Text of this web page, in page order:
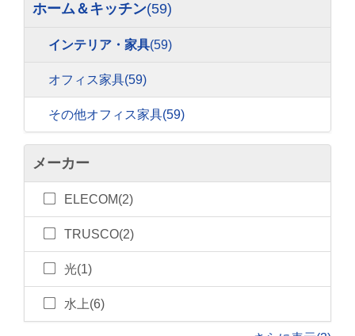
ホーム＆キッチン(59)
インテリア・家具(59)
オフィス家具(59)
その他オフィス家具(59)
メーカー
ELECOM(2)
TRUSCO(2)
光(1)
水上(6)